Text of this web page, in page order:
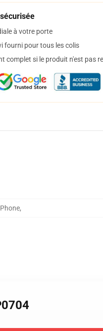
à votre porte
fourni pour tous les colis
complet si le produit n'est pas
,